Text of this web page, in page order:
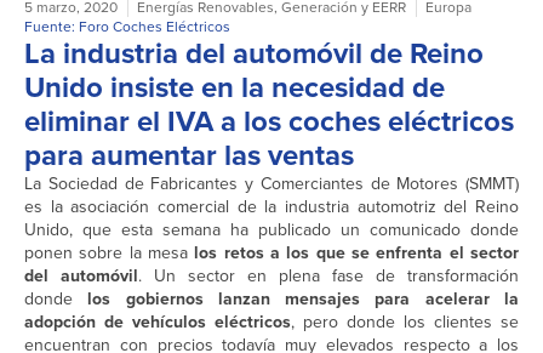
5 marzo, 2020 Energías Renovables, Generación y EERR
Europa
Fuente: Foro Coches Eléctricos
La industria del automóvil de Reino
Unido insiste en la necesidad de
eliminar el IVA a los coches eléctricos
para aumentar las ventas
La Sociedad de Fabricantes y Comerciantes de Motores (SMMT)
es la asociación comercial de la industria automotriz del Reino
Unido, que esta semana ha publicado un comunicado donde
ponen sobre la mesa los retos a los que se enfrenta el sector
del automóvil. Un sector en plena fase de transformación
donde los gobiernos lanzan mensajes para acelerar la
adopción de vehículos eléctricos, pero donde los clientes se
encuentran con precios todavía muy elevados respecto a los